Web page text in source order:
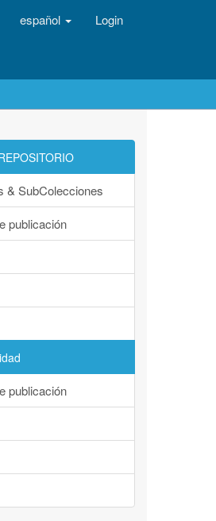
español Login
& SubColecciones
publicación
publicación